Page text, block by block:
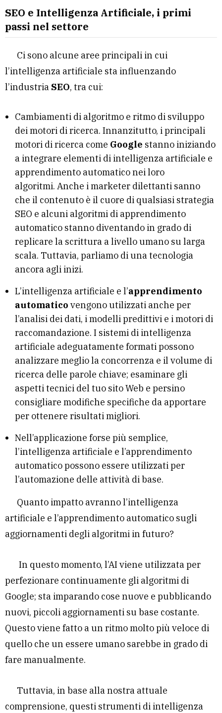
SEO e Intelligenza Artificiale, i primi
passi nel settore
Ci sono alcune aree principali in cui
l’intelligenza artificiale sta influenzando
l’industria SEO, tra cui:
Cambiamenti di algoritmo e ritmo di sviluppo
dei motori di ricerca. Innanzitutto, i principali
motori di ricerca come Google stanno iniziando
a integrare elementi di intelligenza artificiale e
apprendimento automatico nei loro
algoritmi. Anche i marketer dilettanti sanno
che il contenuto è il cuore di qualsiasi strategia
SEO e alcuni algoritmi di apprendimento
automatico stanno diventando in grado di
replicare la scrittura a livello umano su larga
scala. Tuttavia, parliamo di una tecnologia
ancora agli inizi.
L’intelligenza artificiale e l’apprendimento
automatico vengono utilizzati anche per
l’analisi dei dati, i modelli predittivi e i motori di
raccomandazione. I sistemi di intelligenza
artificiale adeguatamente formati possono
analizzare meglio la concorrenza e il volume di
ricerca delle parole chiave; esaminare gli
aspetti tecnici del tuo sito Web e persino
consigliare modifiche specifiche da apportare
per ottenere risultati migliori.
Nell’applicazione forse più semplice,
l’intelligenza artificiale e l’apprendimento
automatico possono essere utilizzati per
l’automazione delle attività di base.
Quanto impatto avranno l’intelligenza
artificiale e l’apprendimento automatico sugli
aggiornamenti degli algoritmi in futuro?
In questo momento, l’AI viene utilizzata per
perfezionare continuamente gli algoritmi di
Google; sta imparando cose nuove e pubblicando
nuovi, piccoli aggiornamenti su base costante.
Questo viene fatto a un ritmo molto più veloce di
quello che un essere umano sarebbe in grado di
fare manualmente.
Tuttavia, in base alla nostra attuale
comprensione, questi strumenti di intelligenza